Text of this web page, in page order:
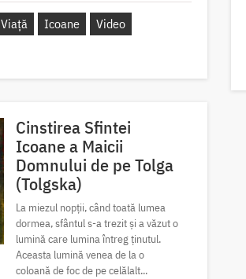
Viață Icoane
Video
Cinstirea Sfintei
Icoane a Maicii
Domnului de pe Tolga
(Tolgska)
La miezul nopții, când toată lumea
dormea, sfântul s-a trezit și a văzut o
lumină care lumina întreg ținutul.
Aceasta lumină venea de la o
coloană de foc de pe celălalt...